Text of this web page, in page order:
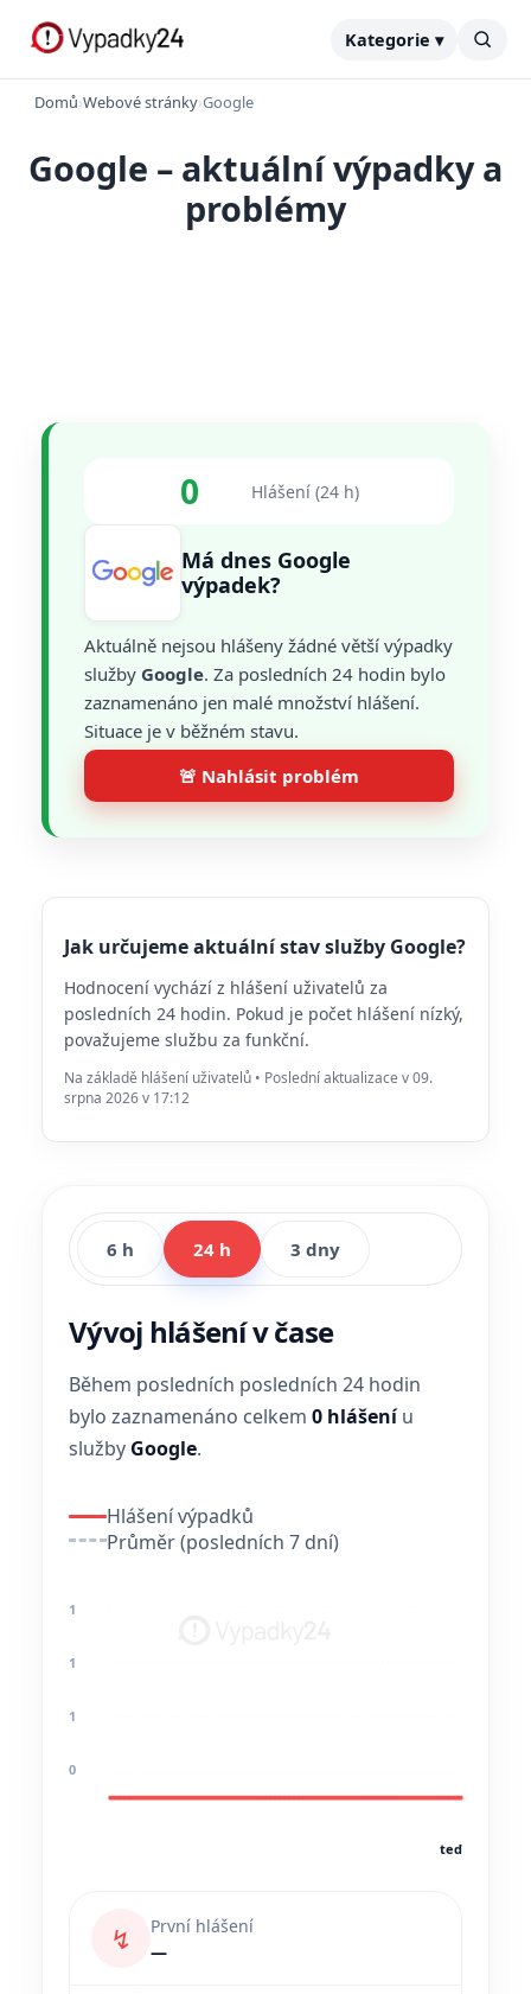
Kategorie ▾
Domů›Webové stránky›Google
Google – aktuální výpadky a
problémy
0 Hlášení (24 h)
Má dnes Google
výpadek?
Aktuálně nejsou hlášeny žádné větší výpadky
služby Google. Za posledních 24 hodin bylo
zaznamenáno jen malé množství hlášení.
Situace je v běžném stavu.
🚨 Nahlásit problém
Jak určujeme aktuální stav služby Google?
Hodnocení vychází z hlášení uživatelů za
posledních 24 hodin. Pokud je počet hlášení nízký,
považujeme službu za funkční.
Na základě hlášení uživatelů • Poslední aktualizace v 09.
srpna 2026 v 17:12
6 h 24 h 3 dny
Vývoj hlášení v čase
Během posledních posledních 24 hodin
bylo zaznamenáno celkem 0 hlášeníu
služby Google.
Hlášení výpadků
Průměr (posledních 7 dní)
1
1
1
0
teď
↯
První hlášení
—